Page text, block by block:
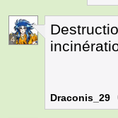
4
Draconis_29